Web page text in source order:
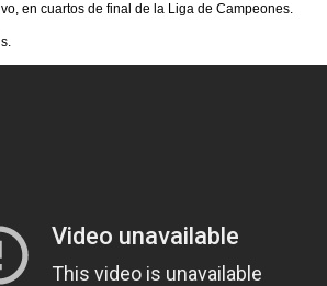
en cuartos de final de la Liga de Campeones.